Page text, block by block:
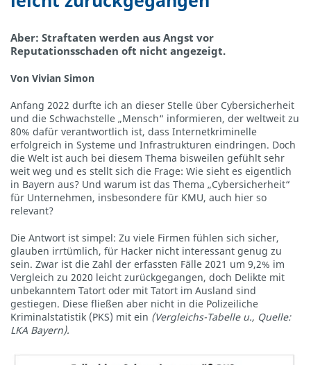
Aber: Straftaten werden aus Angst vor
Reputationsschaden oft nicht angezeigt.
Von Vivian Simon
Anfang 2022 durfte ich an dieser Stelle über Cybersicherheit
und die Schwachstelle „Mensch“ informieren, der weltweit zu
80% dafür verantwortlich ist, dass Internetkriminelle
erfolgreich in Systeme und Infrastrukturen eindringen. Doch
die Welt ist auch bei diesem Thema bisweilen gefühlt sehr
weit weg und es stellt sich die Frage: Wie sieht es eigentlich
in Bayern aus? Und warum ist das Thema „Cybersicherheit“
für Unternehmen, insbesondere für KMU, auch hier so
relevant?
Die Antwort ist simpel: Zu viele Firmen fühlen sich sicher,
glauben irrtümlich, für Hacker nicht interessant genug zu
sein. Zwar ist die Zahl der erfassten Fälle 2021 um 9,2% im
Vergleich zu 2020 leicht zurückgegangen, doch Delikte mit
unbekanntem Tatort oder mit Tatort im Ausland sind
gestiegen. Diese fließen aber nicht in die Polizeiliche
Kriminalstatistik (PKS) mit ein (Vergleichs-Tabelle u., Quelle:
LKA Bayern).